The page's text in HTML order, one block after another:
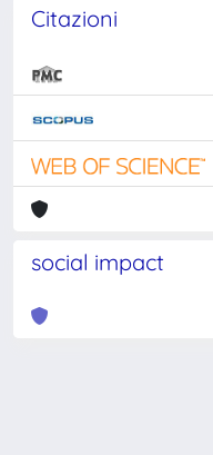
Citazioni
social impact